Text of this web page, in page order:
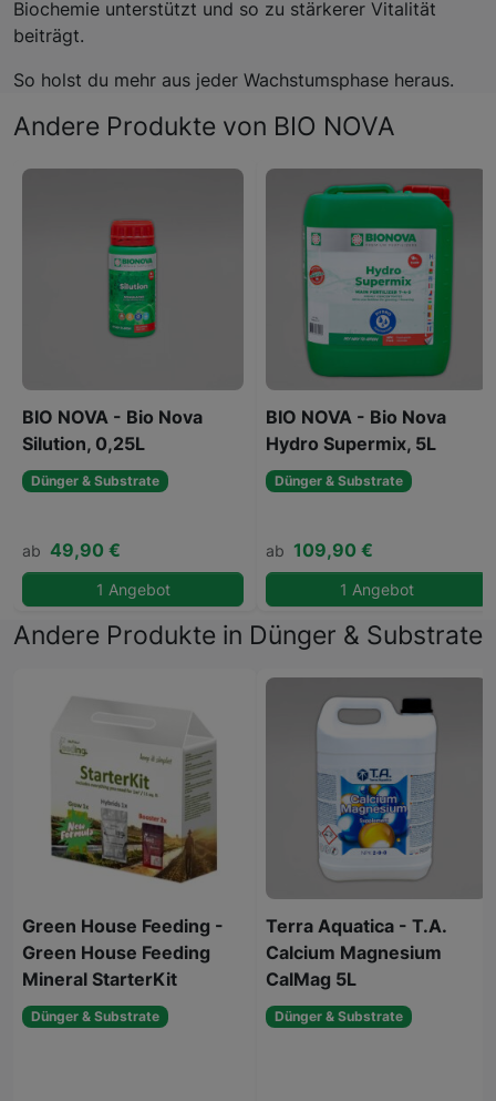
Biochemie unterstützt und so zu stärkerer Vitalität
beiträgt.
So holst du mehr aus jeder Wachstumsphase heraus.
Andere Produkte von BIO NOVA
BIO NOVA - Bio Nova
Silution, 0,25L
Dünger & Substrate
ab 49,90 €
1 Angebot
BIO NOVA - Bio Nova
Hydro Supermix, 5L
Dünger & Substrate
ab 109,90 €
1 Angebot
Andere Produkte in Dünger & Substrate
Green House Feeding -
Green House Feeding
Mineral StarterKit
Dünger & Substrate
Terra Aquatica - T.A.
Calcium Magnesium
CalMag 5L
Dünger & Substrate